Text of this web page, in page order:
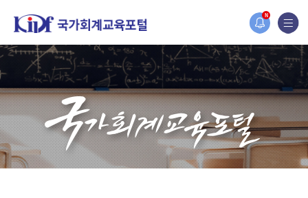
N
홈페이지가 새롭게 개편되었습니다.
한국조세재정연구원홈페이지가 새롭게 개설되었습니다.